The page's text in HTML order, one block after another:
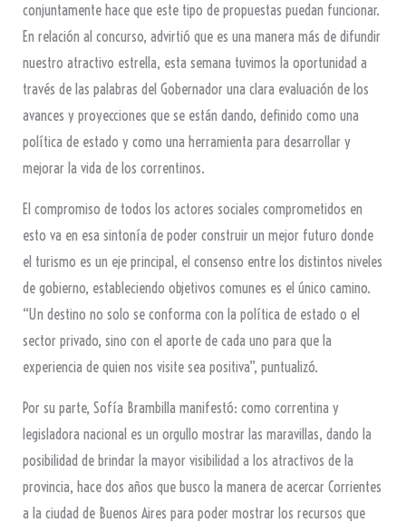
conjuntamente hace que este tipo de propuestas puedan funcionar.
En relación al concurso, advirtió que es una manera más de difundir
nuestro atractivo estrella, esta semana tuvimos la oportunidad a
través de las palabras del Gobernador una clara evaluación de los
avances y proyecciones que se están dando, definido como una
política de estado y como una herramienta para desarrollar y
mejorar la vida de los correntinos.
El compromiso de todos los actores sociales comprometidos en
esto va en esa sintonía de poder construir un mejor futuro donde
el turismo es un eje principal, el consenso entre los distintos niveles
de gobierno, estableciendo objetivos comunes es el único camino.
“Un destino no solo se conforma con la política de estado o el
sector privado, sino con el aporte de cada uno para que la
experiencia de quien nos visite sea positiva”, puntualizó.
Por su parte, Sofía Brambilla manifestó: como correntina y
legisladora nacional es un orgullo mostrar las maravillas, dando la
posibilidad de brindar la mayor visibilidad a los atractivos de la
provincia, hace dos años que busco la manera de acercar Corrientes
a la ciudad de Buenos Aires para poder mostrar los recursos que